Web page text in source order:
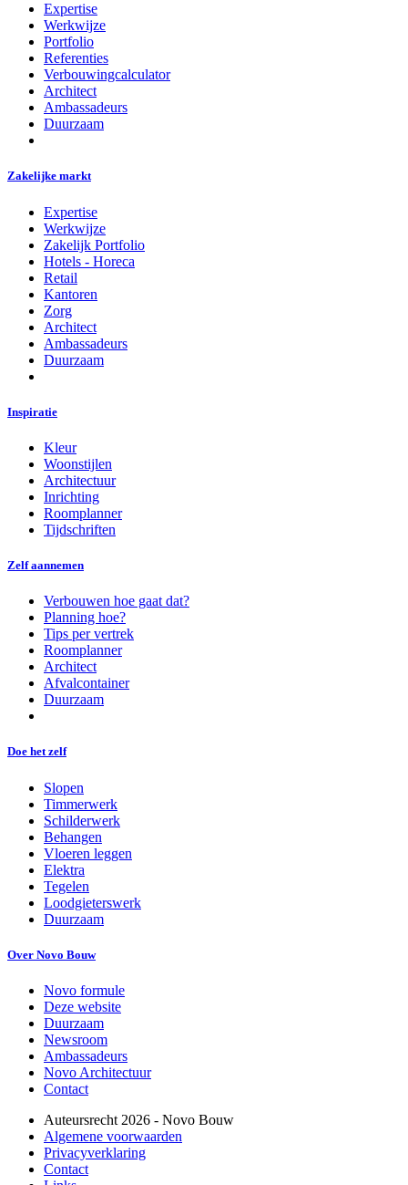
Expertise
Werkwijze
Portfolio
Referenties
Verbouwingcalculator
Architect
Ambassadeurs
Duurzaam
Zakelijke markt
Expertise
Werkwijze
Zakelijk Portfolio
Hotels - Horeca
Retail
Kantoren
Zorg
Architect
Ambassadeurs
Duurzaam
Inspiratie
Kleur
Woonstijlen
Architectuur
Inrichting
Roomplanner
Tijdschriften
Zelf aannemen
Verbouwen hoe gaat dat?
Planning hoe?
Tips per vertrek
Roomplanner
Architect
Afvalcontainer
Duurzaam
Doe het zelf
Slopen
Timmerwerk
Schilderwerk
Behangen
Vloeren leggen
Elektra
Tegelen
Loodgieterswerk
Duurzaam
Over Novo Bouw
Novo formule
Deze website
Duurzaam
Newsroom
Ambassadeurs
Novo Architectuur
Contact
Auteursrecht 2026 - Novo Bouw
Algemene voorwaarden
Privacyverklaring
Contact